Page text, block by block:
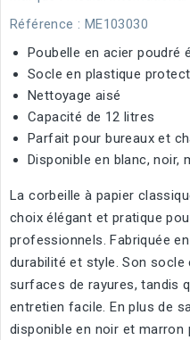
Référence : ME103030
Poubelle en acier poudré
Socle en plastique
Nettoyage aisé
Capacité de 12 litres
Parfait pour bureaux et
Disponible en blanc, noir,
La corbeille à papier
choix élégant et pratique
professionnels. Fabriquée
durabilité et style. Son socle
surfaces de rayures, tandis
entretien facile. En plus de
disponible en noir et marron